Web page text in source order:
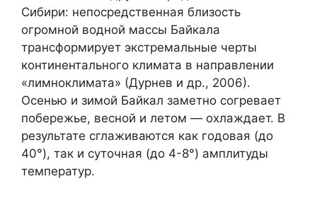
Сибири: непосредственная близость
огромной водной массы Байкала
трансформирует экстремальные черты
континентального климата в направлении
«лимноклимата» (Дурнев и др., 2006).
Осенью и зимой Байкал заметно согревает
побережье, весной и летом — охлаждает. В
результате сглаживаются как годовая (до
40°), так и суточная (до 4-8°) амплитуды
температур.